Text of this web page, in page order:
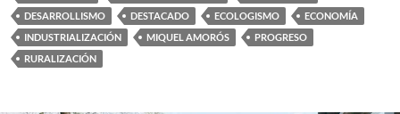
DESARROLLISMO
DESTACADO ECOLOGISMO
ECONOMÍA
INDUSTRIALIZACIÓN
MIQUEL AMORÓS
PROGRESO
RURALIZACIÓN